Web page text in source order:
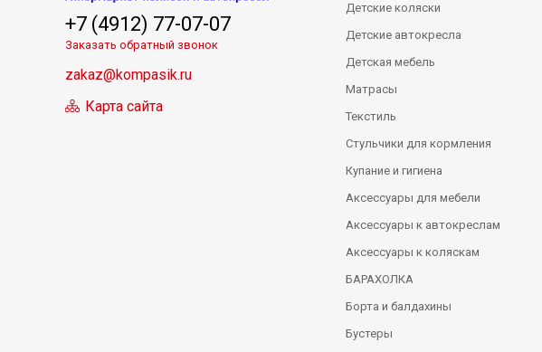
+7 (4912) 77-07-07
Заказать обратный звонок
zakaz@kompasik.ru
Карта сайта
Детские коляски
Детские автокресла
Детская мебель
Матрасы
Текстиль
Стульчики для кормления
Купание и гигиена
Аксессуары для мебели
Аксессуары к автокреслам
Аксессуары к коляскам
БАРАХОЛКА
Борта и балдахины
Бустеры